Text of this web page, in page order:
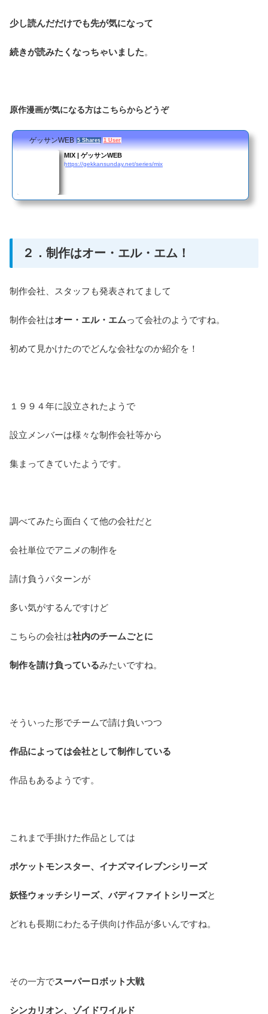
少し読んだだけでも先が気になって
続きが読みたくなっちゃいました。
原作漫画が気になる方はこちらからどうぞ
ゲッサンWEB 5 Shares 1 User
MIX | ゲッサンWEB
https://gekkansunday.net/series/mix
２．制作はオー・エル・エム！
制作会社、スタッフも発表されてまして
制作会社はオー・エル・エムって会社のようですね。
初めて見かけたのでどんな会社なのか紹介を！
１９９４年に設立されたようで
設立メンバーは様々な制作会社等から
集まってきていたようです。
調べてみたら面白くて他の会社だと
会社単位でアニメの制作を
請け負うパターンが
多い気がするんですけど
こちらの会社は社内のチームごとに
制作を請け負っているみたいですね。
そういった形でチームで請け負いつつ
作品によっては会社として制作している
作品もあるようです。
これまで手掛けた作品としては
ポケットモンスター、イナズマイレブンシリーズ
妖怪ウォッチシリーズ、バディファイトシリーズと
どれも長期にわたる子供向け作品が多いんですね。
その一方でスーパーロボット大戦
シンカリオン、ゾイドワイルド